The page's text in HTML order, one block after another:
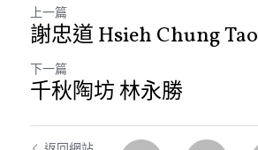
上一篇
謝忠道 Hsieh Chung Tao
下一篇
千秋陶坊 林永勝